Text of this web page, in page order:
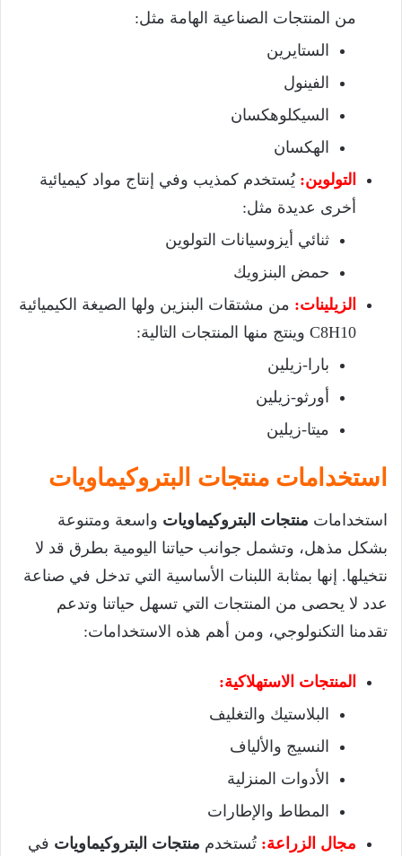
من المنتجات الصناعية الهامة مثل:
الستايرين
الفينول
السيكلوهكسان
الهكسان
التولوين: يُستخدم كمذيب وفي إنتاج مواد كيميائية
أخرى عديدة مثل:
ثنائي أيزوسيانات التولوين
حمض البنزويك
الزيلينات: من مشتقات البنزين ولها الصيغة الكيميائية
C8H10
وينتج منها المنتجات التالية:
بارا-زيلين
أورثو-زيلين
ميتا-زيلين
استخدامات منتجات البتروكيماويات
استخدامات منتجات البتروكيماويات واسعة ومتنوعة
بشكل مذهل، وتشمل جوانب حياتنا اليومية بطرق قد لا
نتخيلها. إنها بمثابة اللبنات الأساسية التي تدخل في صناعة
عدد لا يحصى من المنتجات التي تسهل حياتنا وتدعم
تقدمنا التكنولوجي، ومن أهم هذه الاستخدامات:
المنتجات الاستهلاكية:
البلاستيك والتغليف
النسيج والألياف
الأدوات المنزلية
المطاط والإطارات
مجال الزراعة: تُستخدم منتجات البتروكيماويات في